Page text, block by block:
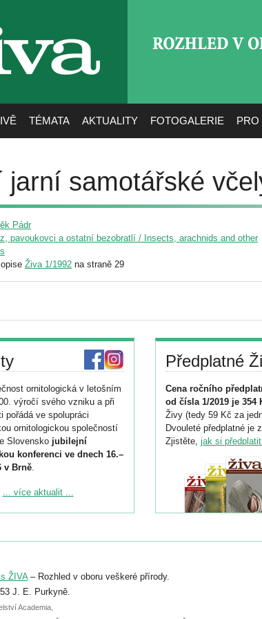
TÉMATA AKTUALITY FOTOGALERIE PRO
jarní samotářské
Pádr
pavoukovci a ostatní bezobratlí / Insects, arachnids and other
Živa 1/1992 na straně 29
ornitologická v letošním
výročí svého vzniku a při
pořádá ve spolupráci
ornitologickou společností
Slovensko jubilejní
konferenci ve dnech 16.–
v Brně.
informace ke konferenci
můžete do 6. září.
přednášky nebo
30. června.
... více aktualit ...
Předplatné
Cena ročního
od čísla 1/2019 je 354
Živy (tedy 59 Kč za
Dvouleté předplatné je
Zjistěte, jak si
ŽIVA– Rozhled v oboru veškeré přírody.
J. E. Purkyně.
Academia,